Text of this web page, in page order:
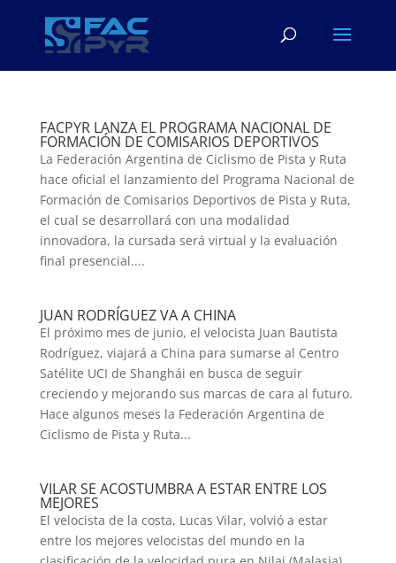
FACPYR LANZA EL PROGRAMA NACIONAL DE
FORMACIÓN DE COMISARIOS DEPORTIVOS
La Federación Argentina de Ciclismo de Pista y Ruta
hace oficial el lanzamiento del Programa Nacional de
Formación de Comisarios Deportivos de Pista y Ruta,
el cual se desarrollará con una modalidad
innovadora, la cursada será virtual y la evaluación
final presencial....
JUAN RODRÍGUEZ VA A CHINA
El próximo mes de junio, el velocista Juan Bautista
Rodríguez, viajará a China para sumarse al Centro
Satélite UCI de Shanghái en busca de seguir
creciendo y mejorando sus marcas de cara al futuro.
Hace algunos meses la Federación Argentina de
Ciclismo de Pista y Ruta...
VILAR SE ACOSTUMBRA A ESTAR ENTRE LOS
MEJORES
El velocista de la costa, Lucas Vilar, volvió a estar
entre los mejores velocistas del mundo en la